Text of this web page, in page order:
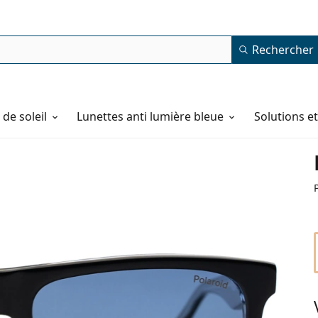
Rechercher
soleil Lunettes anti lumière bleue Solutions